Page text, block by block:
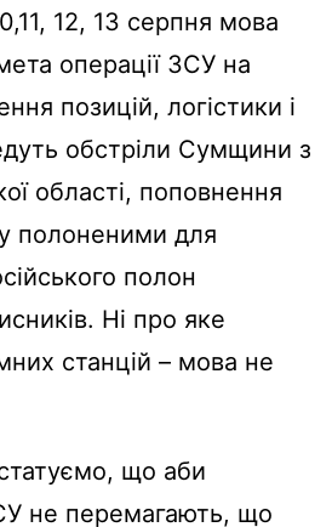
12, 13 серпня мова
операції ЗСУ на
позицій, логістики і
обстріли Сумщини з
області, поповнення
полоненими для
полон
Ні про яке
станцій – мова не
що аби
не перемагають, що